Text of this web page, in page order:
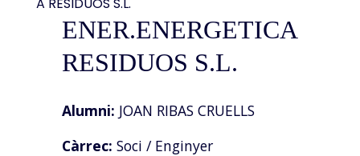
ENER.ENERGETICA
RESIDUOS S.L.
Alumni: JOAN RIBAS CRUELLS
Càrrec: Soci / Enginyer